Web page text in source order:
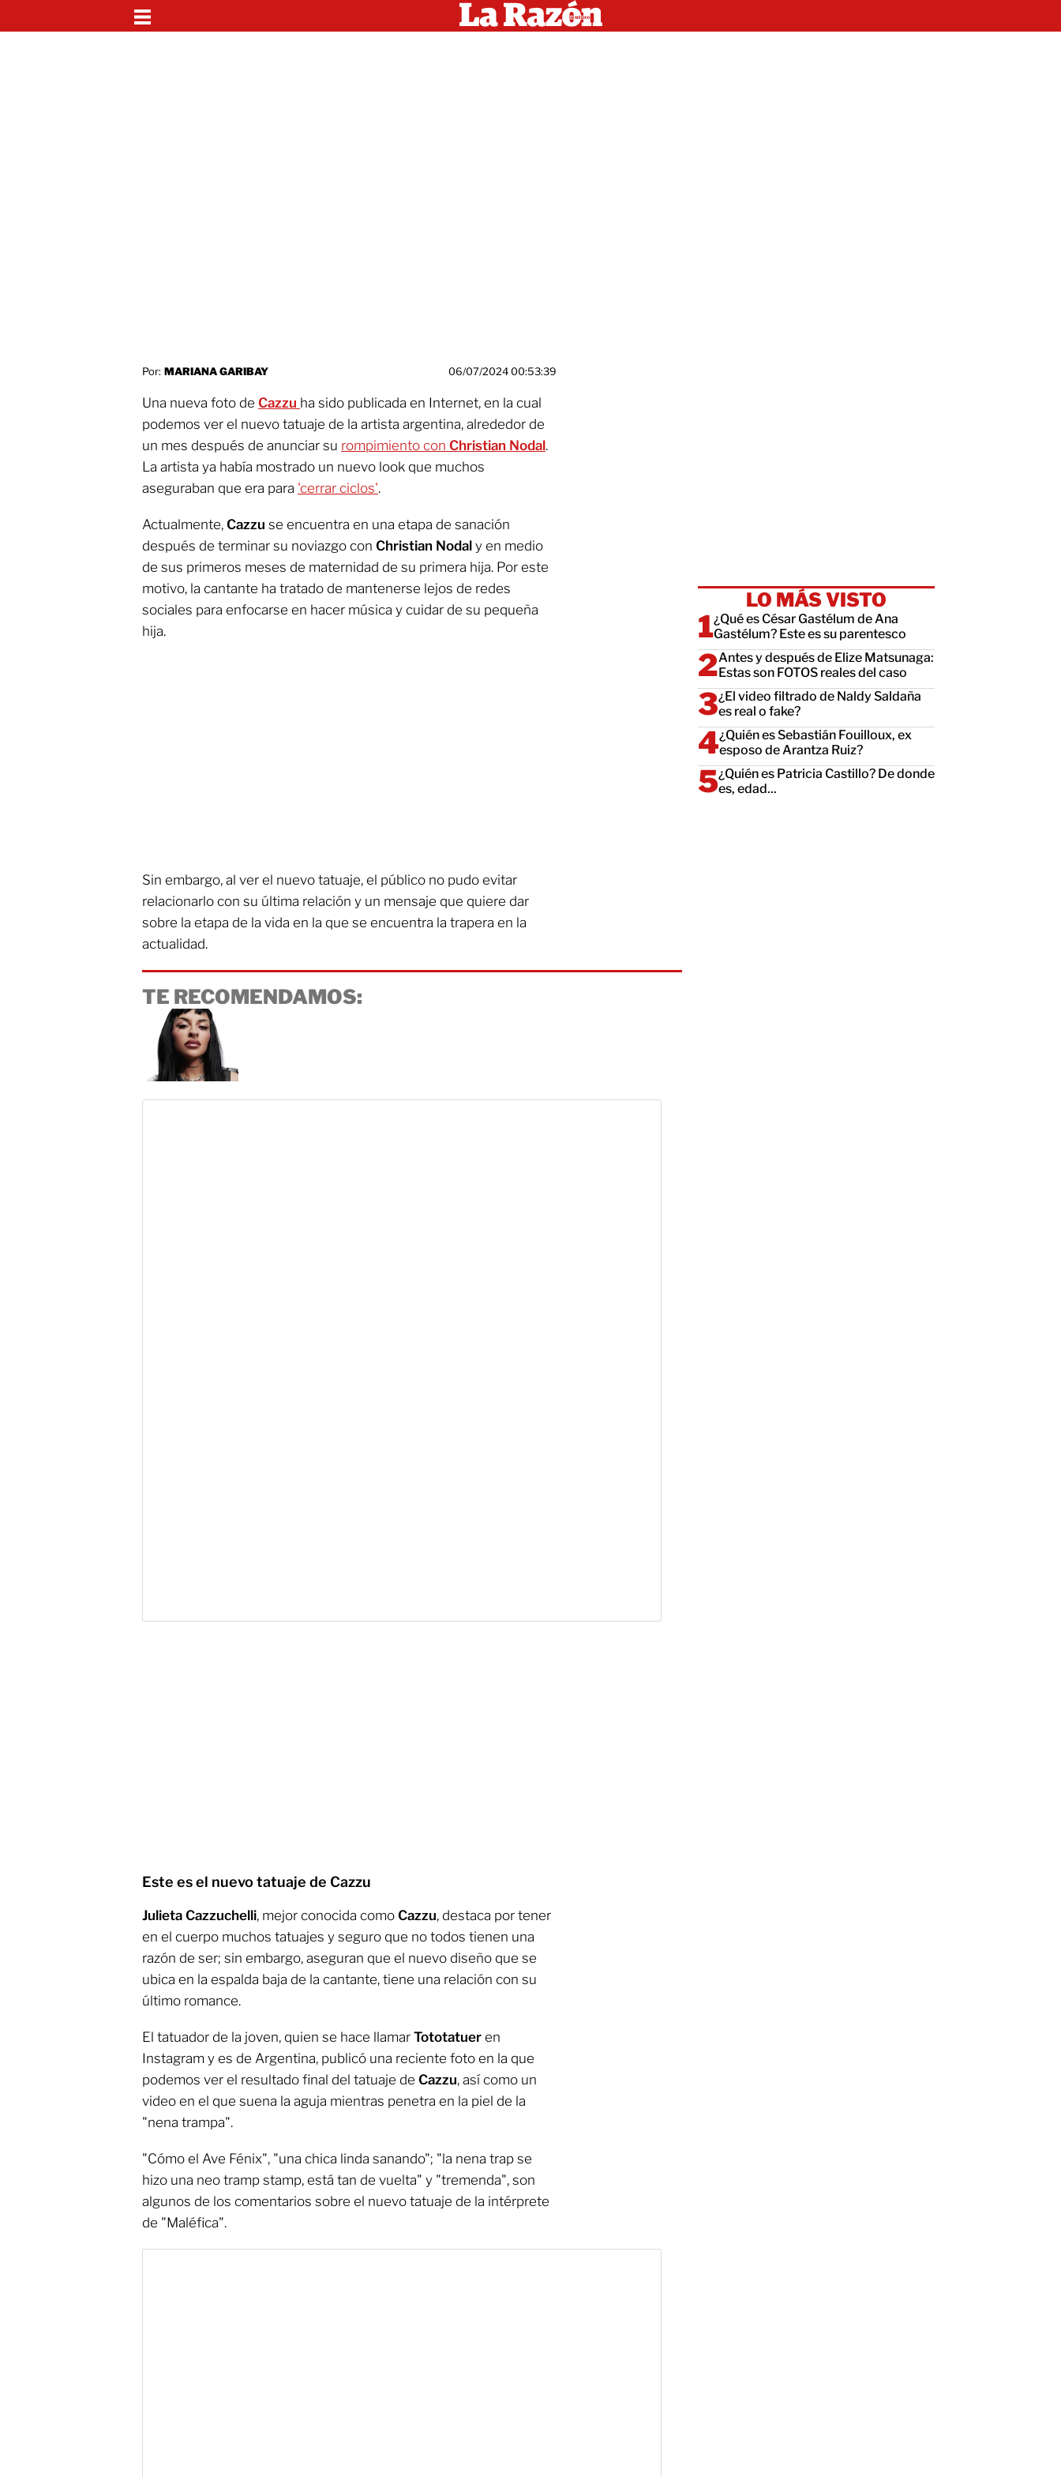
Por: MARIANA GARIBAY 06/07/2024 00:53:39
Una nueva foto de Cazzu ha sido publicada en Internet, en la cual
podemos ver el nuevo tatuaje de la artista argentina, alrededor de
un mes después de anunciar su rompimiento con Christian Nodal.
La artista ya había mostrado un nuevo look que muchos
aseguraban que era para 'cerrar ciclos'.
Actualmente, Cazzu se encuentra en una etapa de sanación
después de terminar su noviazgo con Christian Nodal y en medio
de sus primeros meses de maternidad de su primera hija. Por este
motivo, la cantante ha tratado de mantenerse lejos de redes
sociales para enfocarse en hacer música y cuidar de su pequeña
hija.
Sin embargo, al ver el nuevo tatuaje, el público no pudo evitar
relacionarlo con su última relación y un mensaje que quiere dar
sobre la etapa de la vida en la que se encuentra la trapera en la
actualidad.
TE RECOMENDAMOS:
Este es el nuevo tatuaje de Cazzu
Julieta Cazzuchelli, mejor conocida como Cazzu, destaca por tener
en el cuerpo muchos tatuajes y seguro que no todos tienen una
razón de ser; sin embargo, aseguran que el nuevo diseño que se
ubica en la espalda baja de la cantante, tiene una relación con su
último romance.
El tatuador de la joven, quien se hace llamar Tototatuer en
Instagram y es de Argentina, publicó una reciente foto en la que
podemos ver el resultado final del tatuaje de Cazzu, así como un
video en el que suena la aguja mientras penetra en la piel de la
"nena trampa".
"Cómo el Ave Fénix", "una chica linda sanando"; "la nena trap se
hizo una neo tramp stamp, está tan de vuelta" y "tremenda", son
algunos de los comentarios sobre el nuevo tatuaje de la intérprete
de "Maléfica".
LO MÁS VISTO
¿Qué es César Gastélum de Ana
Gastélum? Este es su parentesco
Antes y después de Elize Matsunaga:
Estas son FOTOS reales del caso
¿El video filtrado de Naldy Saldaña
es real o fake?
¿Quién es Sebastián Fouilloux, ex
esposo de Arantza Ruiz?
¿Quién es Patricia Castillo? De donde
es, edad...